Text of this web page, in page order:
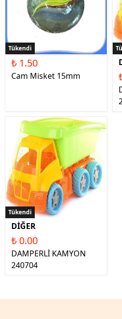
Tükendi
₺ 1.50
Cam Misket 15mm
Tükendi
DİĞER
₺ 0.00
DAMPERLİ KAMYON
240704